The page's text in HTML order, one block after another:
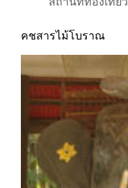
คชสารไม้โบราณ